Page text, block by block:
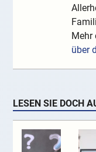
Mehr
über
LESEN SIE DOCH